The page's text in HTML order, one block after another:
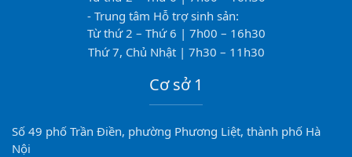
- Trung tâm Hỗ trợ sinh sản:
Từ thứ 2 – Thứ 6 | 7h00 – 16h30
Thứ 7, Chủ Nhật | 7h30 – 11h30
Cơ sở 1
Số 49 phố Trần Điền, phường Phương Liệt, thành phố Hà
Nội